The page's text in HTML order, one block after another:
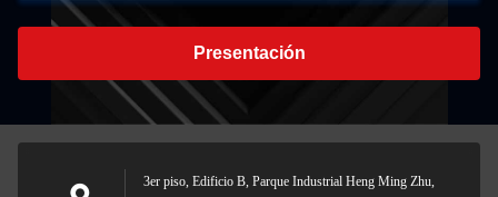
Presentación
3er piso, Edificio B, Parque Industrial Heng Ming Zhu,